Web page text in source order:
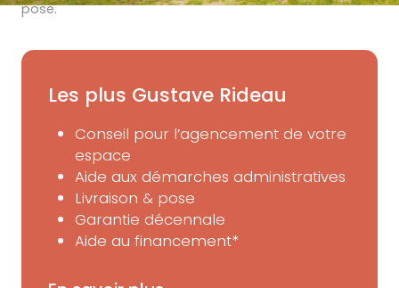
pose.
Les plus Gustave Rideau
Conseil pour l’agencement de votre
espace
Aide aux démarches administratives
Livraison & pose
Garantie décennale
Aide au financement*